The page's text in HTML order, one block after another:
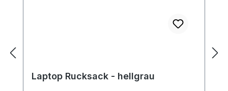
Laptop Rucksack - hellgrau